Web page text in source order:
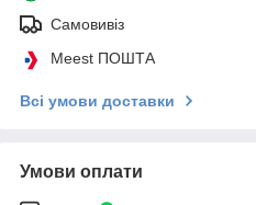
Самовивіз
Meest ПОШТА
Всі умови доставки
Умови оплати